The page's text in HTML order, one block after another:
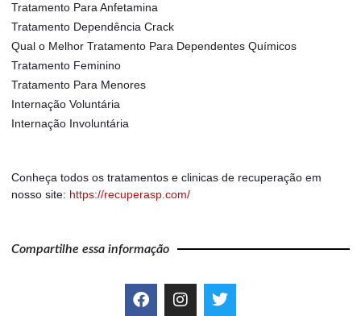
Tratamento Para Anfetamina
Tratamento Dependência Crack
Qual o Melhor Tratamento Para Dependentes Químicos
Tratamento Feminino
Tratamento Para Menores
Internação Voluntária
Internação Involuntária
Conheça todos os tratamentos e clinicas de recuperação em
nosso site: https://recuperasp.com/
Compartilhe essa informação